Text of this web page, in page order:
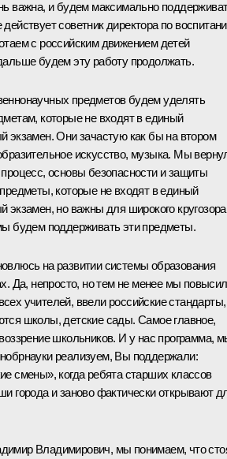
важна, и будем максимально
советник директора по
с российским движением детей
будем эту работу продолжать.
предметов будем уделять
которые не входят в единый
экзамен. Они зачастую как бы на втором
искусство, музыка. Мы
основы безопасности и защиты
которые не входят в единый
экзамен, но важны для широкого кругозора
будем поддерживать эти предметы.
на развитии системы образования
Да, непросто, но тем не менее мы
учителей, ввели российские стандарты,
школы, детские сады. Самое главное,
школьников. И у нас программа,
реализуем, Вы поддержали:
смены», когда ребята старших классов
города и заново фактически открывают
Владимирович, мы понимаем, что